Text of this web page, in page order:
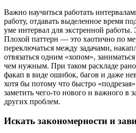
Важно научиться работать
работу, отдавать выделенное время
уме интервал для экстренной
Плохой паттерн — это хаотично по
переключаться между задачами,
отвязаться одним «хопом»,
чем нужным. При таком раскладе
факап в виде ошибок, багов и даже
хотя бы потому что быстро
заметить чего-то нового и важного в
других проблем.
Искать закономерности и